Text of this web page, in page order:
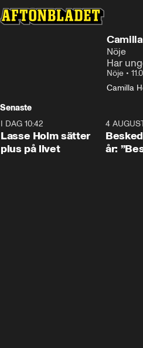
Nöje
Har
Nöje •
Camilla
Senaste
1:04
I DAG 10:42
Lasse Holm sätter
plus på livet
4
år: